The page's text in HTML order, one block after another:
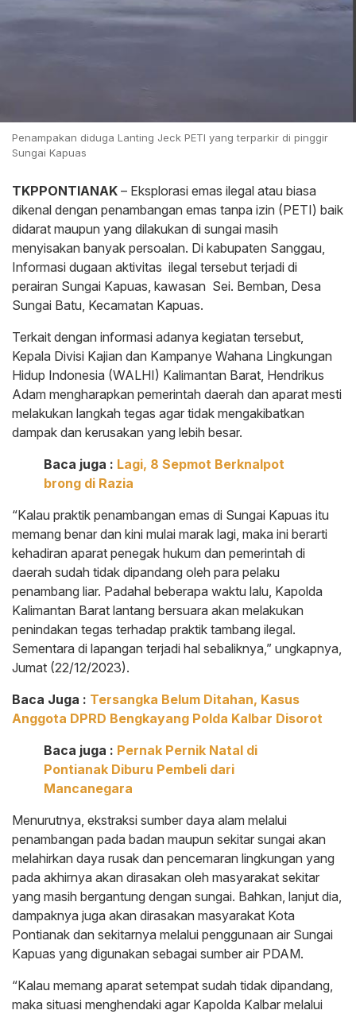
Penampakan diduga Lanting Jeck PETI yang terparkir di pinggir
Sungai Kapuas
TKPPONTIANAK – Eksplorasi emas ilegal atau biasa
dikenal dengan penambangan emas tanpa izin (PETI) baik
didarat maupun yang dilakukan di sungai masih
menyisakan banyak persoalan. Di kabupaten Sanggau,
Informasi dugaan aktivitas ilegal tersebut terjadi di
perairan Sungai Kapuas, kawasan Sei. Bemban, Desa
Sungai Batu, Kecamatan Kapuas.
Terkait dengan informasi adanya kegiatan tersebut,
Kepala Divisi Kajian dan Kampanye Wahana Lingkungan
Hidup Indonesia (WALHI) Kalimantan Barat, Hendrikus
Adam mengharapkan pemerintah daerah dan aparat mesti
melakukan langkah tegas agar tidak mengakibatkan
dampak dan kerusakan yang lebih besar.
Baca juga : Lagi, 8 Sepmot Berknalpot
brong di Razia
“Kalau praktik penambangan emas di Sungai Kapuas itu
memang benar dan kini mulai marak lagi, maka ini berarti
kehadiran aparat penegak hukum dan pemerintah di
daerah sudah tidak dipandang oleh para pelaku
penambang liar. Padahal beberapa waktu lalu, Kapolda
Kalimantan Barat lantang bersuara akan melakukan
penindakan tegas terhadap praktik tambang ilegal.
Sementara di lapangan terjadi hal sebaliknya,” ungkapnya,
Jumat (22/12/2023).
Baca Juga : Tersangka Belum Ditahan, Kasus
Anggota DPRD Bengkayang Polda Kalbar Disorot
Baca juga : Pernak Pernik Natal di
Pontianak Diburu Pembeli dari
Mancanegara
Menurutnya, ekstraksi sumber daya alam melalui
penambangan pada badan maupun sekitar sungai akan
melahirkan daya rusak dan pencemaran lingkungan yang
pada akhirnya akan dirasakan oleh masyarakat sekitar
yang masih bergantung dengan sungai. Bahkan, lanjut dia,
dampaknya juga akan dirasakan masyarakat Kota
Pontianak dan sekitarnya melalui penggunaan air Sungai
Kapuas yang digunakan sebagai sumber air PDAM.
“Kalau memang aparat setempat sudah tidak dipandang,
maka situasi menghendaki agar Kapolda Kalbar melalui